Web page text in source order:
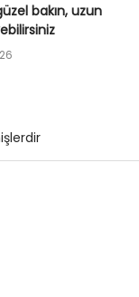
bakın, uzun